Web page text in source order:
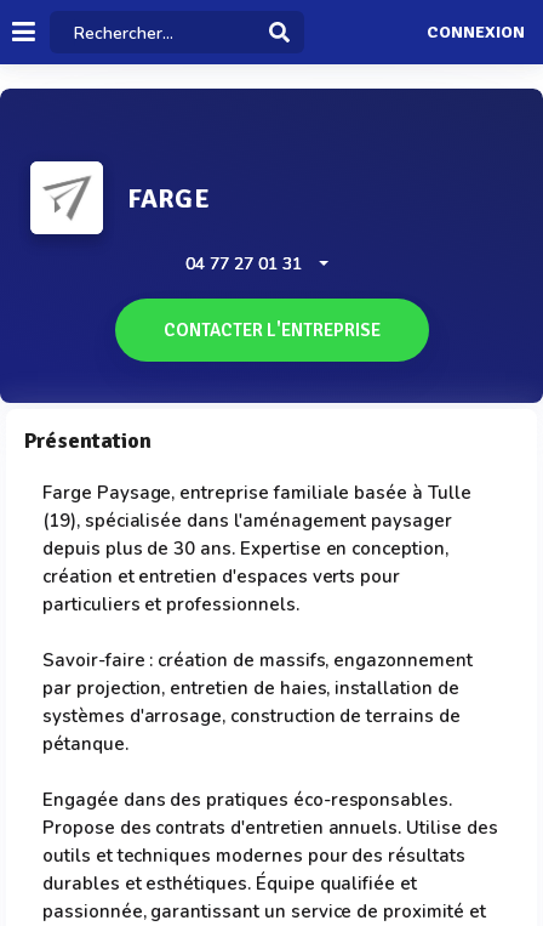
CONNEXION
FARGE
04 77 27 01 31
CONTACTER L'ENTREPRISE
Présentation
Farge Paysage, entreprise familiale basée à Tulle
(19), spécialisée dans l'aménagement paysager
depuis plus de 30 ans. Expertise en conception,
création et entretien d'espaces verts pour
particuliers et professionnels.
Savoir-faire : création de massifs, engazonnement
par projection, entretien de haies, installation de
systèmes d'arrosage, construction de terrains de
pétanque.
Engagée dans des pratiques éco-responsables.
Propose des contrats d'entretien annuels. Utilise des
outils et techniques modernes pour des résultats
durables et esthétiques. Équipe qualifiée et
passionnée, garantissant un service de proximité et